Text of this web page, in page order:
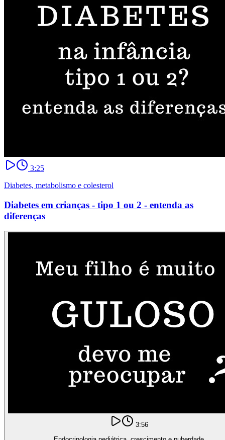
3:25
Diabetes, metabolismo e colesterol
Diabetes em crianças - tipo 1 ou 2 - entenda as
diferenças
3:56